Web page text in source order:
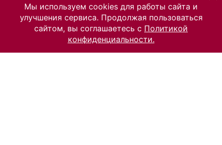
Мы используем cookies для работы сайта и
улучшения сервиса. Продолжая пользоваться
сайтом, вы соглашаетесь с Политикой
конфиденциальности.